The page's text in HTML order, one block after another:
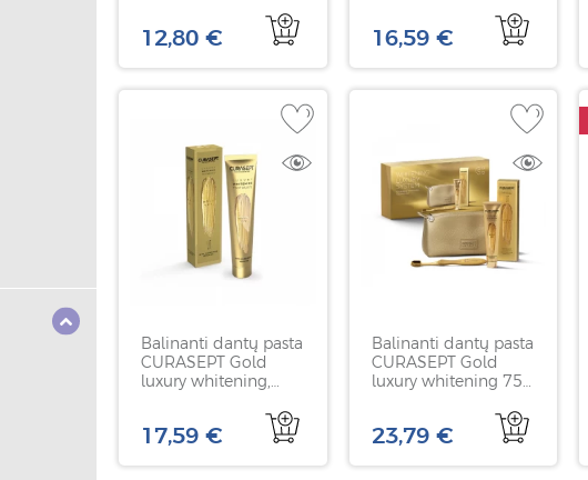
12,80 € 16,59 €
Balinanti dantų pasta
CURASEPT Gold
luxury whitening,
17,59 €
Balinanti dantų pasta
CURASEPT Gold
luxury whitening 75
DOVANŲ!
23,79 €